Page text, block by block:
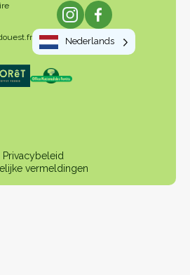
Nederlands
Privacybeleid
vermeldingen